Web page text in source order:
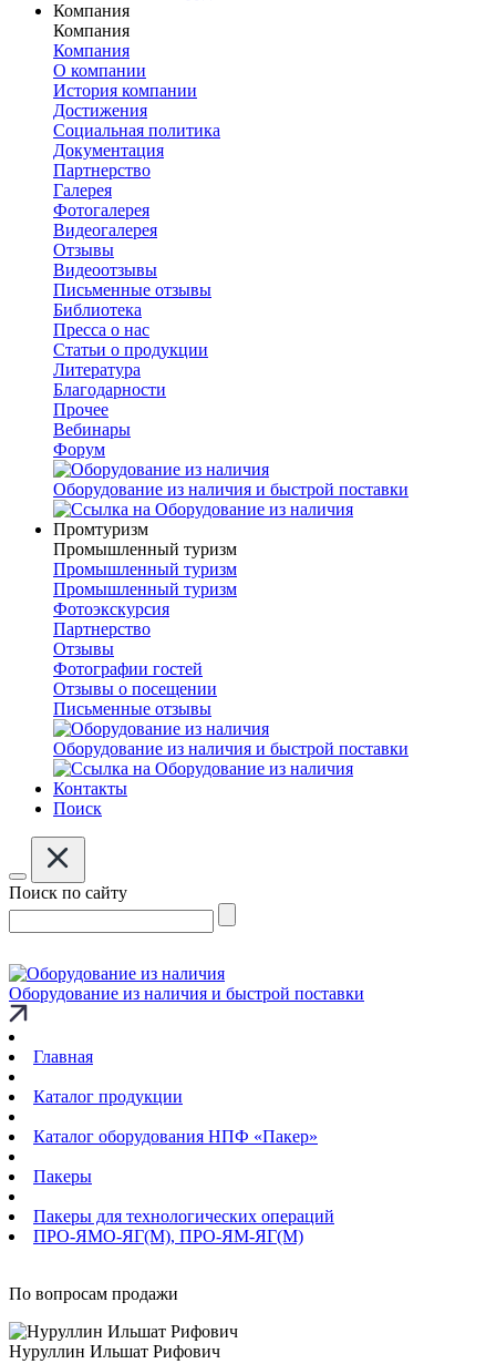
Компания
Компания
Компания
О компании
История компании
Достижения
Социальная политика
Документация
Партнерство
Галерея
Фотогалерея
Видеогалерея
Отзывы
Видеоотзывы
Письменные отзывы
Библиотека
Пресса о нас
Статьи о продукции
Литература
Благодарности
Прочее
Вебинары
Форум
Оборудование из наличия и быстрой поставки
Промтуризм
Промышленный туризм
Промышленный туризм
Промышленный туризм
Фотоэкскурсия
Партнерство
Отзывы
Фотографии гостей
Отзывы о посещении
Письменные отзывы
Оборудование из наличия и быстрой поставки
Контакты
Поиск
Поиск по сайту
Оборудование из наличия и быстрой поставки
Главная
Каталог продукции
Каталог оборудования НПФ «Пакер»
Пакеры
Пакеры для технологических операций
ПРО-ЯМО-ЯГ(М), ПРО-ЯМ-ЯГ(М)
По вопросам продажи
Нуруллин Ильшат Рифович